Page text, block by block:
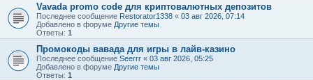
Vavada promo code для криптовалютных депозитов
Последнее сообщение Restorator1338 « 03 авг 2026, 07:14
Добавлено в форуме Другие темы
Ответы: 1
Промокоды вавада для игры в лайв-казино
Последнее сообщение Seerrr « 03 авг 2026, 05:25
Добавлено в форуме Другие темы
Ответы: 1